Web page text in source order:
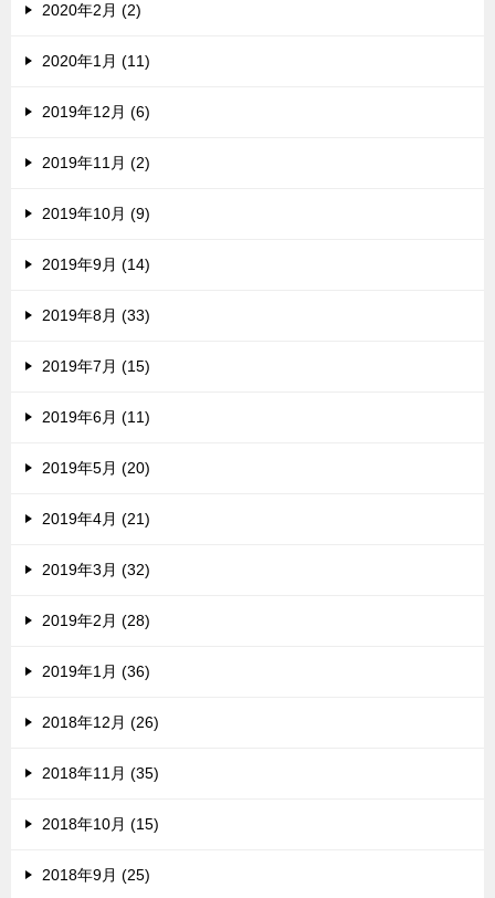
2020年2月 (2)
2020年1月 (11)
2019年12月 (6)
2019年11月 (2)
2019年10月 (9)
2019年9月 (14)
2019年8月 (33)
2019年7月 (15)
2019年6月 (11)
2019年5月 (20)
2019年4月 (21)
2019年3月 (32)
2019年2月 (28)
2019年1月 (36)
2018年12月 (26)
2018年11月 (35)
2018年10月 (15)
2018年9月 (25)